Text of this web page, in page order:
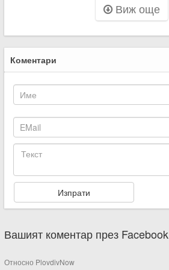
Виж още
Коментари
Вашият коментар през Facebook
Относно PlovdivNow